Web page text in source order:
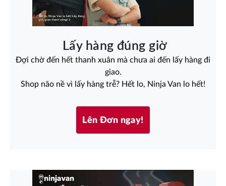
Lấy hàng đúng giờ
Đợi chờ đến hết thanh xuân mà chưa ai đến lấy hàng đi
giao.
Shop não nề vì lấy hàng trễ? Hết lo, Ninja Van lo hết!
Lên Đơn ngay!